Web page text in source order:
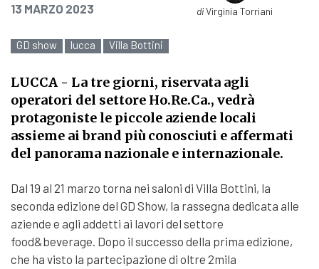
PUBBLICATO IL
13 MARZO 2023 diVirginia Torriani
GD show lucca Villa Bottini
LUCCA - La tre giorni, riservata agli
operatori del settore Ho.Re.Ca., vedrà
protagoniste le piccole aziende locali
assieme ai brand più conosciuti e affermati
del panorama nazionale e internazionale.
Dal 19 al 21 marzo torna nei saloni di Villa Bottini, la
seconda edizione del GD Show, la rassegna dedicata alle
aziende e agli addetti ai lavori del settore
food&beverage. Dopo il successo della prima edizione,
che ha visto la partecipazione di oltre 2mila